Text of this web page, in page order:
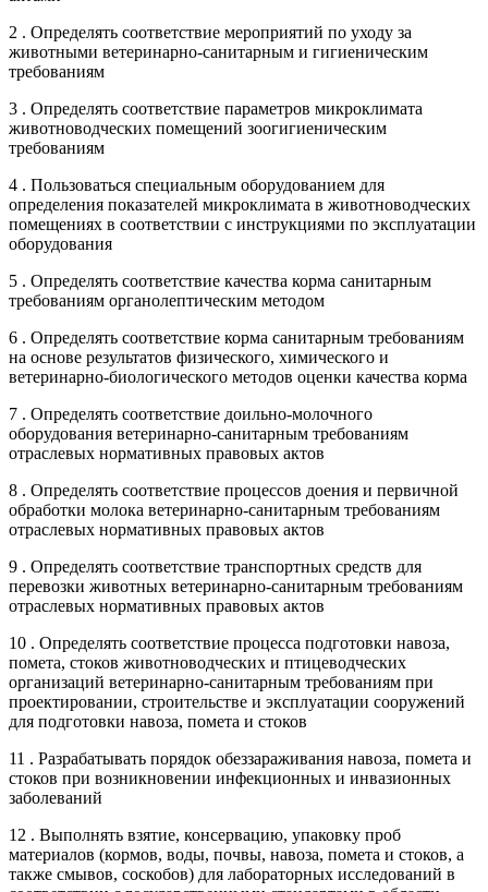
2 . Определять соответствие мероприятий по уходу за
животными ветеринарно-санитарным и гигиеническим
требованиям
3 . Определять соответствие параметров микроклимата
животноводческих помещений зоогигиеническим
требованиям
4 . Пользоваться специальным оборудованием для
определения показателей микроклимата в животноводческих
помещениях в соответствии с инструкциями по эксплуатации
оборудования
5 . Определять соответствие качества корма санитарным
требованиям органолептическим методом
6 . Определять соответствие корма санитарным требованиям
на основе результатов физического, химического и
ветеринарно-биологического методов оценки качества корма
7 . Определять соответствие доильно-молочного
оборудования ветеринарно-санитарным требованиям
отраслевых нормативных правовых актов
8 . Определять соответствие процессов доения и первичной
обработки молока ветеринарно-санитарным требованиям
отраслевых нормативных правовых актов
9 . Определять соответствие транспортных средств для
перевозки животных ветеринарно-санитарным требованиям
отраслевых нормативных правовых актов
10 . Определять соответствие процесса подготовки навоза,
помета, стоков животноводческих и птицеводческих
организаций ветеринарно-санитарным требованиям при
проектировании, строительстве и эксплуатации сооружений
для подготовки навоза, помета и стоков
11 . Разрабатывать порядок обеззараживания навоза, помета и
стоков при возникновении инфекционных и инвазионных
заболеваний
12 . Выполнять взятие, консервацию, упаковку проб
материалов (кормов, воды, почвы, навоза, помета и стоков, а
также смывов, соскобов) для лабораторных исследований в